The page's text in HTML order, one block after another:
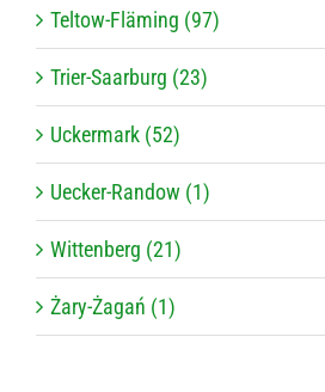
Tel­tow-Flä­ming (97)
Trier-Saar­burg (23)
Ucker­mark (52)
Uecker-Ran­dow (1)
Wit­ten­berg (21)
Żary-Żagań (1)